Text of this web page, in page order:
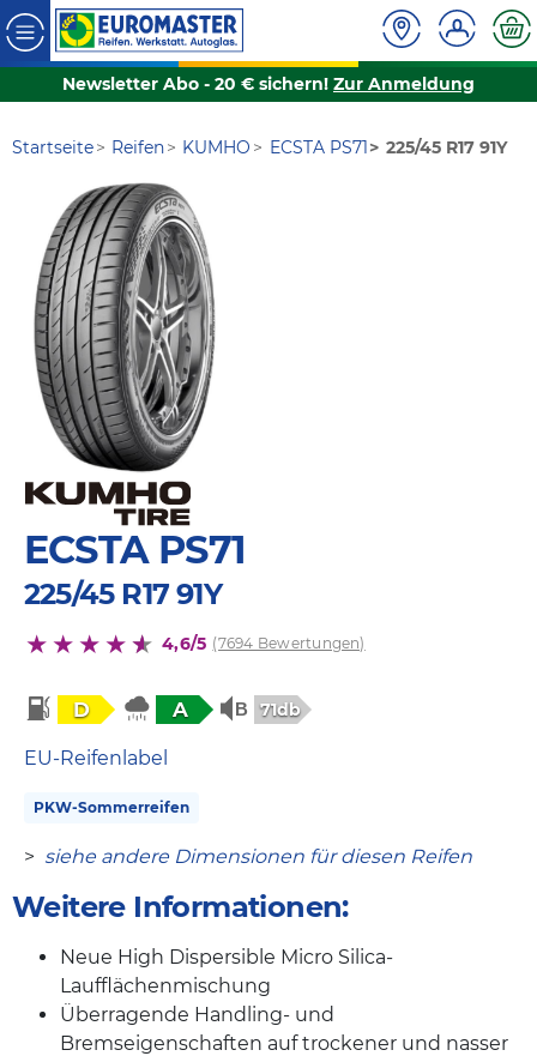
Newsletter Abo - 20 € sichern! Zur Anmeldung
Startseite Reifen KUMHO ECSTA PS71 225/45 R17 91Y
ECSTA PS71
225/45 R17 91Y
4,6/5 (7694 Bewertungen)
D A 71db
EU-Reifenlabel
PKW-Sommerreifen
> siehe andere Dimensionen für diesen Reifen
Weitere Informationen:
Neue High Dispersible Micro Silica-
Laufflächenmischung
Überragende Handling- und
Bremseigenschaften auf trockener und nasser